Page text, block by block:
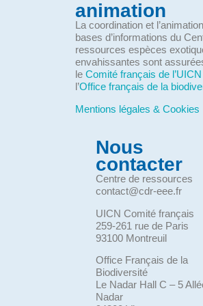
animation
La coordination et
bases d’informations du
ressources espèces
envahissantes sont
le Comité français de l’UICN
l’Office français de la
Mentions légales & Cookies
Nous
contacter
Centre de ressources
contact@cdr-eee.fr
UICN Comité français
259-261 rue de Paris
93100 Montreuil
Office Français de la
Biodiversité
Le Nadar Hall C – 5
Nadar